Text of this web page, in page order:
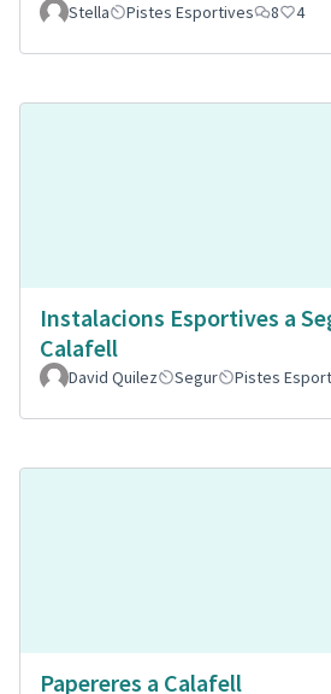
Stella Pistes Esportives 8 4
Instalacions Esportives a
Calafell
David Quilez Segur Pistes
Papereres a Calafell